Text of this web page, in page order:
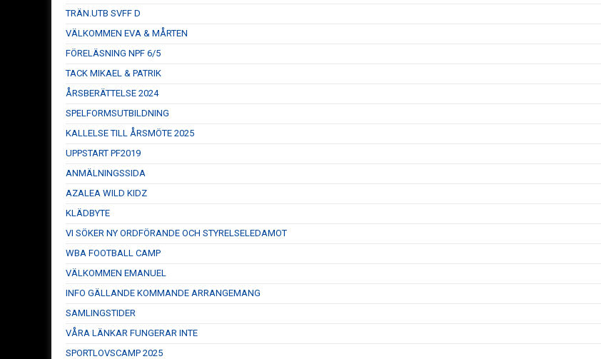
TRÄN.UTB SVFF D
VÄLKOMMEN EVA & MÅRTEN
FÖRELÄSNING NPF 6/5
TACK MIKAEL & PATRIK
ÅRSBERÄTTELSE 2024
SPELFORMSUTBILDNING
KALLELSE TILL ÅRSMÖTE 2025
UPPSTART PF2019
ANMÄLNINGSSIDA
AZALEA WILD KIDZ
KLÄDBYTE
VI SÖKER NY ORDFÖRANDE OCH STYRELSELEDAMOT
WBA FOOTBALL CAMP
VÄLKOMMEN EMANUEL
INFO GÄLLANDE KOMMANDE ARRANGEMANG
SAMLINGSTIDER
VÅRA LÄNKAR FUNGERAR INTE
SPORTLOVSCAMP 2025